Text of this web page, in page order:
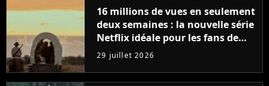
16 millions de vues en seulement
deux semaines : la nouvelle série
Netflix idéale pour les fans de
Yellowstone
29 juillet 2026